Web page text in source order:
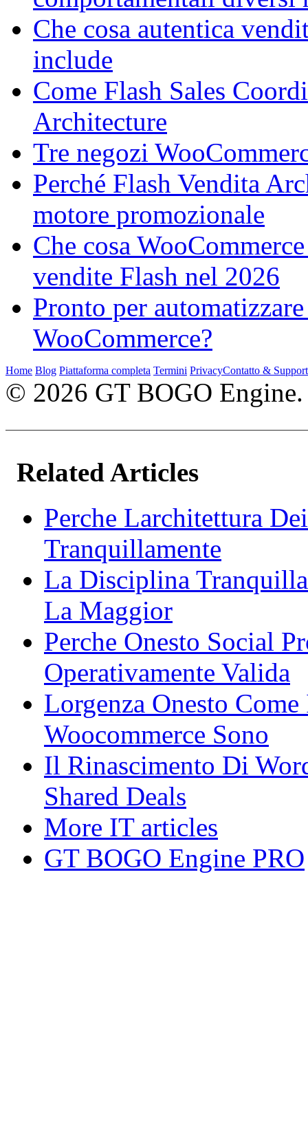
Che cosa autentica
include
Come Flash Sales
Architecture
Tre negozi
Perché Flash Vendita
motore promozionale
Che cosa
vendite Flash nel 2026
Pronto per
WooCommerce?
Home Blog Piattaforma completa Termini PrivacyContatto &
© 2026 GT BOGO
Related Articles
Perche Larchitettura
Tranquillamente
La Disciplina
La Maggior
Perche Onesto Social
Operativamente Valida
Lorgenza Onesto
Woocommerce Sono
Il Rinascimento Di
Shared Deals
More IT articles
GT BOGO Engine PRO